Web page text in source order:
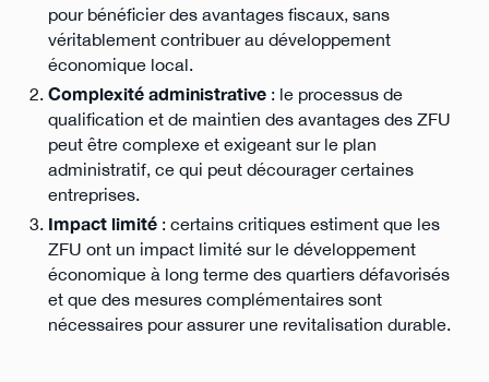
pour bénéficier des avantages fiscaux, sans
véritablement contribuer au développement
économique local.
Complexité administrative: le processus de
qualification et de maintien des avantages des ZFU
peut être complexe et exigeant sur le plan
administratif, ce qui peut décourager certaines
entreprises.
Impact limité: certains critiques estiment que les
ZFU ont un impact limité sur le développement
économique à long terme des quartiers défavorisés
et que des mesures complémentaires sont
nécessaires pour assurer une revitalisation durable.